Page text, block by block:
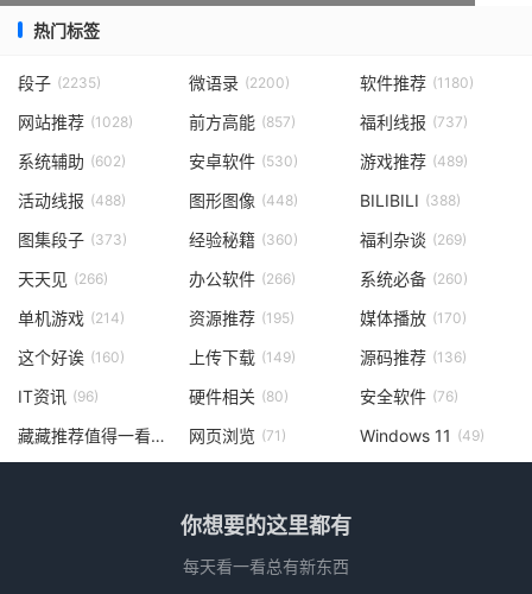
热门标签
段子 (2235) 微语录 (2200) 软件推荐 (1180)
网站推荐 (1028) 前方高能 (857) 福利线报 (737)
系统辅助 (602) 安卓软件 (530) 游戏推荐 (489)
活动线报 (488) 图形图像 (448) BILIBILI (388)
图集段子 (373) 经验秘籍 (360) 福利杂谈 (269)
天天见 (266) 办公软件 (266) 系统必备 (260)
单机游戏 (214) 资源推荐 (195) 媒体播放 (170)
这个好诶 (160) 上传下载 (149) 源码推荐 (136)
IT资讯 (96) 硬件相关 (80) 安全软件 (76)
藏藏推荐值得一看 网页浏览 (71) Windows 11 (49)
你想要的这里都有
每天看一看总有新东西